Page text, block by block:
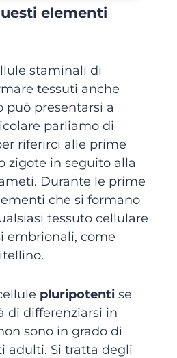
elementi
staminali di
tessuti anche
può presentarsi a
parliamo di
riferirci alle prime
zigote in seguito alla
Durante le prime
che si formano
tessuto cellulare
embrionali, come
pluripotenti se
di differenziarsi in
sono in grado di
adulti. Si tratta degli